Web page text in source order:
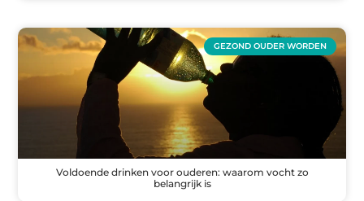
GEZOND OUDER WORDEN
Voldoende drinken voor ouderen: waarom vocht zo
belangrijk is